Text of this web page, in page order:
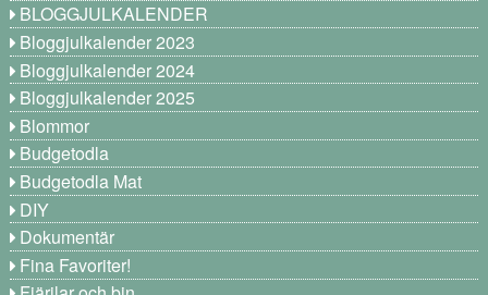
BLOGGJULKALENDER
Bloggjulkalender 2023
Bloggjulkalender 2024
Bloggjulkalender 2025
Blommor
Budgetodla
Budgetodla Mat
DIY
Dokumentär
Fina Favoriter!